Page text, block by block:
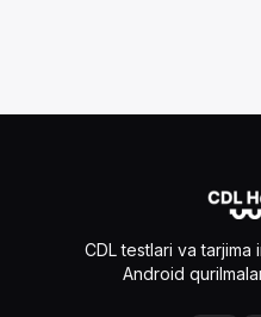
CDL testlari va tarjima
Android